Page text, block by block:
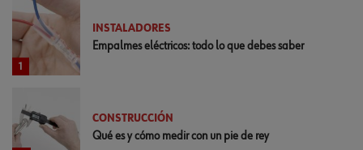
1
INSTALADORES
Empalmes eléctricos: todo lo que debes saber
CONSTRUCCIÓN
Qué es y cómo medir con un pie de rey